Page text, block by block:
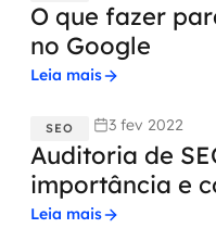
O que fazer
no Google
Leia mais
SEO 3 fev 2022
Auditoria de
importância e
Leia mais